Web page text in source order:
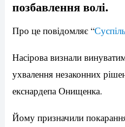
позбавлення волі.
Про це повідомляє “
Насірова визнали
ухвалення незаконних
екснардепа Онищенка.
Йому призначили